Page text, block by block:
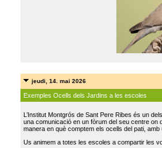
jeudi, 14. mai 2026
Exemples Ocells dels Jardins a les escoles
L’Institut Montgrós de Sant Pere Ribes és un
una comunicació en un fòrum del seu centre on
manera en què comptem els ocells del pati,
Us animem a totes les escoles a compartir les